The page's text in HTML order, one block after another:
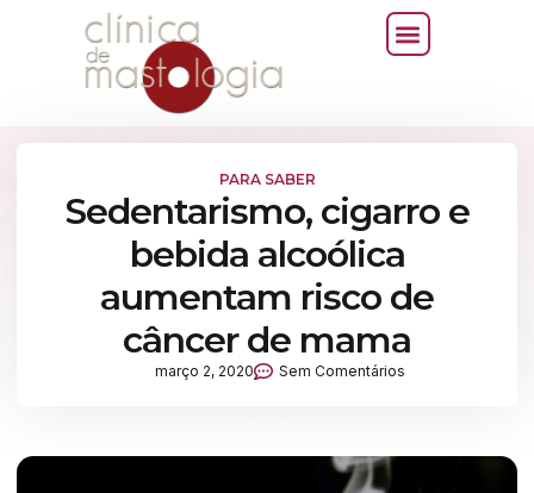
PARA SABER
Sedentarismo, cigarro e
bebida alcoólica
aumentam risco de
câncer de mama
março 2, 2020 Sem Comentários